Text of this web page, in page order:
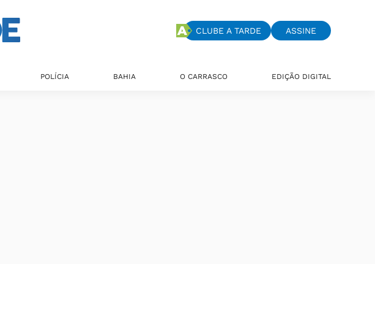
CLUBE A TARDE ASSINE
POLÍCIA BAHIA O CARRASCO EDIÇÃO DIGITAL